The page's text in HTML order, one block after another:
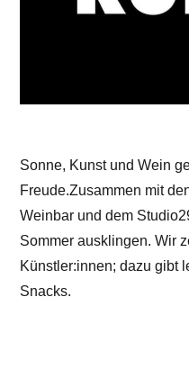
Sonne, Kunst und Wein
Freude.Zusammen mit
Weinbar und dem
Sommer ausklingen. Wir
Künstler:innen; dazu gibt
Snacks.